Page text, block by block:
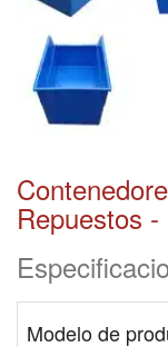
Repuestos -
Modelo de